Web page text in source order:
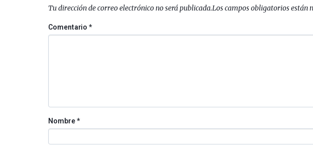
Tu dirección de correo electrónico no será publicada.Los campos obligatorios están
Comentario*
Nombre*